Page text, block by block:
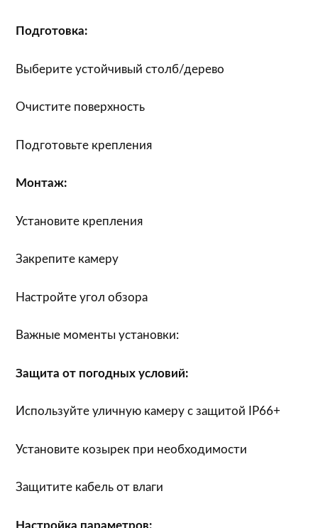
Подготовка:
Выберите устойчивый столб/дерево
Очистите поверхность
Подготовьте крепления
Монтаж:
Установите крепления
Закрепите камеру
Настройте угол обзора
Важные моменты установки:
Защита от погодных условий:
Используйте уличную камеру с защитой IP66+
Установите козырек при необходимости
Защитите кабель от влаги
Настройка параметров: